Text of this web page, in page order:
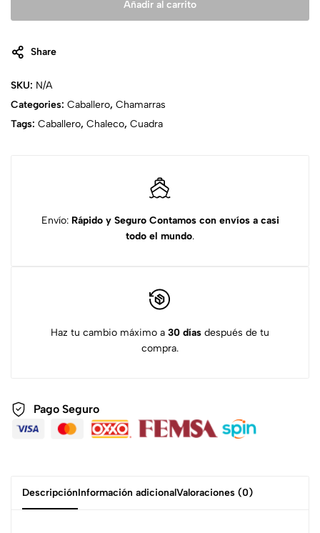
Añadir al carrito
Share
SKU: N/A
Categories: Caballero, Chamarras
Tags: Caballero, Chaleco, Cuadra
Envío: Rápido y Seguro Contamos con envíos a casi
todo el mundo.
Haz tu cambio máximo a 30 días después de tu
compra.
Pago Seguro
DescripciónInformación adicionalValoraciones (0)